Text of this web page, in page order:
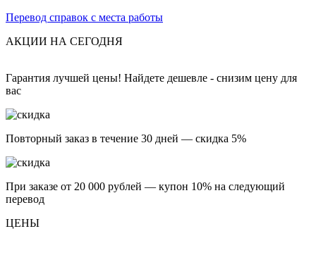
Перевод справок с места работы
АКЦИИ НА СЕГОДНЯ
Гарантия лучшей цены! Найдете дешевле - снизим цену для
вас
Повторный заказ в течение 30 дней — скидка 5%
При заказе от 20 000 рублей — купон 10% на следующий
перевод
ЦЕНЫ